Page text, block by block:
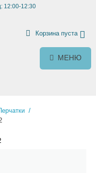
12:00-12:30
Корзина пуста
МЕНЮ
/